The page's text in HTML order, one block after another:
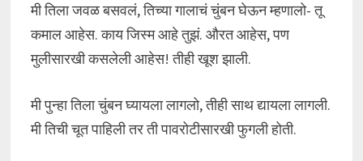
मी तिला जवळ बसवलं, तिच्या गालाचं चुंबन घेऊन म्हणालो- तू
कमाल आहेस. काय जिस्म आहे तुझं. औरत आहेस, पण
मुलीसारखी कसलेली आहेस! तीही खूश झाली.
मी पुन्हा तिला चुंबन घ्यायला लागलो, तीही साथ द्यायला लागली.
मी तिची चूत पाहिली तर ती पावरोटीसारखी फुगली होती.